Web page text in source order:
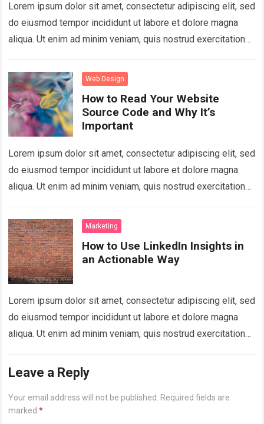
Lorem ipsum dolor sit amet, consectetur adipiscing elit, sed
do eiusmod tempor incididunt ut labore et dolore magna
aliqua. Ut enim ad minim veniam, quis nostrud exercitation
Web Design
How to Read Your Website
Source Code and Why It’s
Important
Lorem ipsum dolor sit amet, consectetur adipiscing elit, sed
do eiusmod tempor incididunt ut labore et dolore magna
aliqua. Ut enim ad minim veniam, quis nostrud exercitation
Marketing
How to Use LinkedIn Insights in
an Actionable Way
Lorem ipsum dolor sit amet, consectetur adipiscing elit, sed
do eiusmod tempor incididunt ut labore et dolore magna
aliqua. Ut enim ad minim veniam, quis nostrud exercitation
Leave a Reply
Your email address will not be published.
Required fields are
marked*